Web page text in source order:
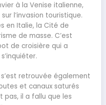
à la Venise italienne,
l’invasion touristique.
en Italie, la Cité de
de masse. C’est
de croisière qui a
retrouvée également
et canaux saturés
pas, il a fallu que les